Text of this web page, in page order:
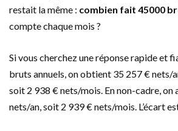
restait la même : combien fait 45000
compte chaque mois ?
Si vous cherchez une réponse rapide et
bruts annuels, on obtient 35 257 € nets/
soit 2 938 € nets/mois. En non-cadre,
nets/an, soit 2 939 € nets/mois. L’écart